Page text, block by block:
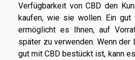
Verfügbarkeit von CBD den
kaufen, wie sie wollen. Ein gut
ermöglicht es Ihnen, auf
später zu verwenden. Wenn der
gut mit CBD bestückt ist, kann